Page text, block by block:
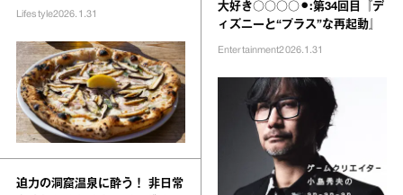
Lifestyle2026.1.31
迫力の洞窟温泉に酔う！ 非日常
大好き○○○○⚫︎:第34回目『デ
ィズニーと“プラス”な再起動』
Entertainment2026.1.31